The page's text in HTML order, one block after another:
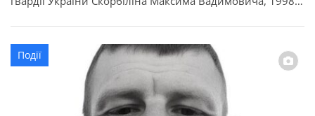
рада. 13 січня 2026 року 27-річний Максим Скорбілін
загинув внаслідок артилерійського обстрілу під час
виконання бойового завдання у Куп’янському районі
Харківської області. У […]
Події